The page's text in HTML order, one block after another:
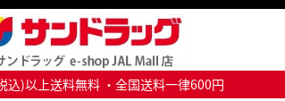
込)以上送料無料 ・全国送料一律600円